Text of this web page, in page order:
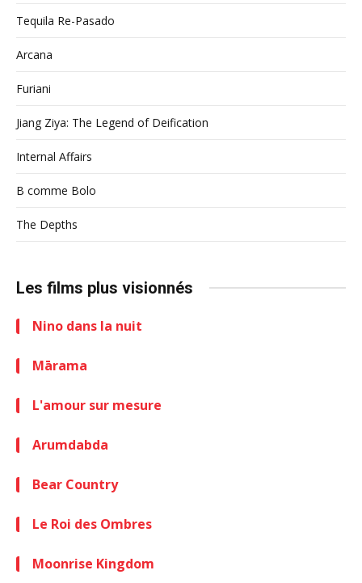
Tequila Re-Pasado
Arcana
Furiani
Jiang Ziya: The Legend of Deification
Internal Affairs
B comme Bolo
The Depths
Les films plus visionnés
Nino dans la nuit
Mārama
L'amour sur mesure
Arumdabda
Bear Country
Le Roi des Ombres
Moonrise Kingdom